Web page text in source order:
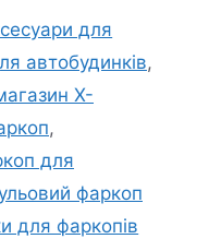
для
автобудинків,
X-
,
для
фаркоп
для фаркопів